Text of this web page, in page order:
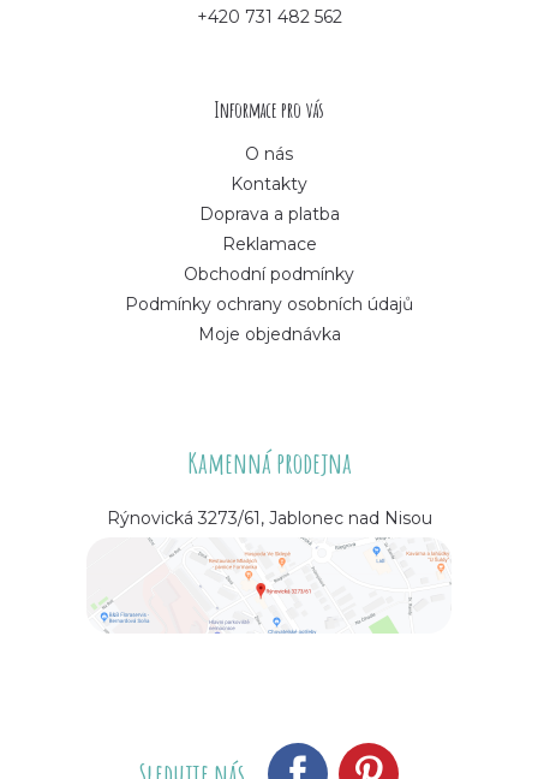
+420 731 482 562
Informace pro vás
O nás
Kontakty
Doprava a platba
Reklamace
Obchodní podmínky
Podmínky ochrany osobních údajů
Moje objednávka
Kamenná prodejna
Rýnovická 3273/61, Jablonec nad Nisou